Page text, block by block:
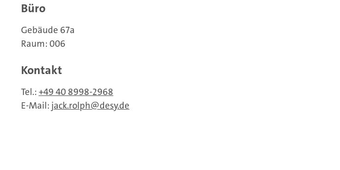
Büro
Gebäude 67a
Raum: 006
Kontakt
Tel.: +49 40 8998-2968
E-Mail: jack.rolph desy.de